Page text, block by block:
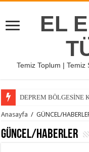
EL
Temiz Toplum |
DEPREM BÖLGESİNE
Anasayfa / GÜNCEL/
GÜNCEL/HABERLER